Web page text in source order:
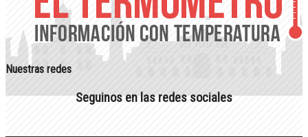
Nuestras redes
Seguinos en las redes sociales